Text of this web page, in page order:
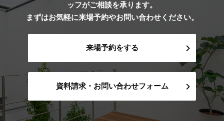
ッフがご相談を承ります。
まずはお気軽に来場予約やお問い合わせください。
来場予約をする
資料請求・お問い合わせフォーム